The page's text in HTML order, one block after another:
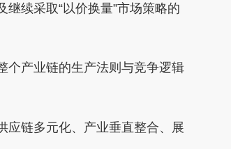
续采取“以价换量”市场策略的
产业链的生产法则与竞争逻辑
链多元化、产业垂直整合、展